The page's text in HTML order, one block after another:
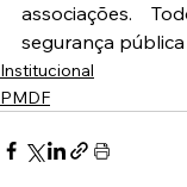
associações.
segurança
Institucional
PMDF